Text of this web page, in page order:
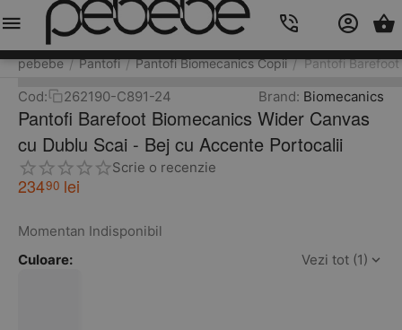
pebebe / Pantofi / Pantofi Biomecanics Copii / Pantofi
Cod: 262190-C891-24 Brand: Biomecanics
Pantofi Barefoot Biomecanics Wider Canvas
cu Dublu Scai - Bej cu Accente Portocalii
Scrie o recenzie
23490 lei
Momentan Indisponibil
Culoare:
Vezi tot (1)
Meniu Caută Cos